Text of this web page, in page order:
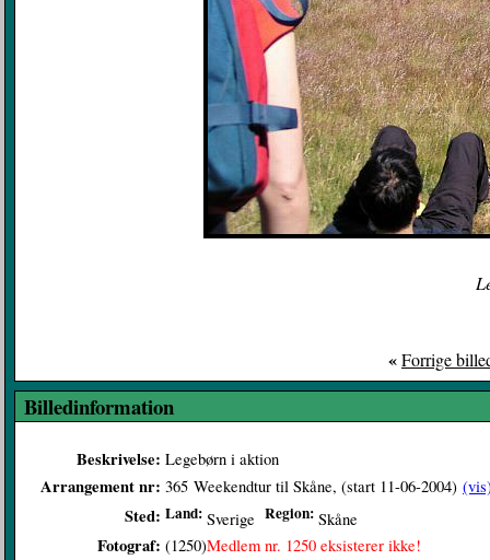
«Forrige
Billedinformation
Beskrivelse: Legebørn i aktion
Arrangement nr: 365 Weekendtur til Skåne, (start 11-06-2004)
Sted: Land: Sverige Region: Skåne
Fotograf: (1250)Medlem nr. 1250 eksisterer ikke!